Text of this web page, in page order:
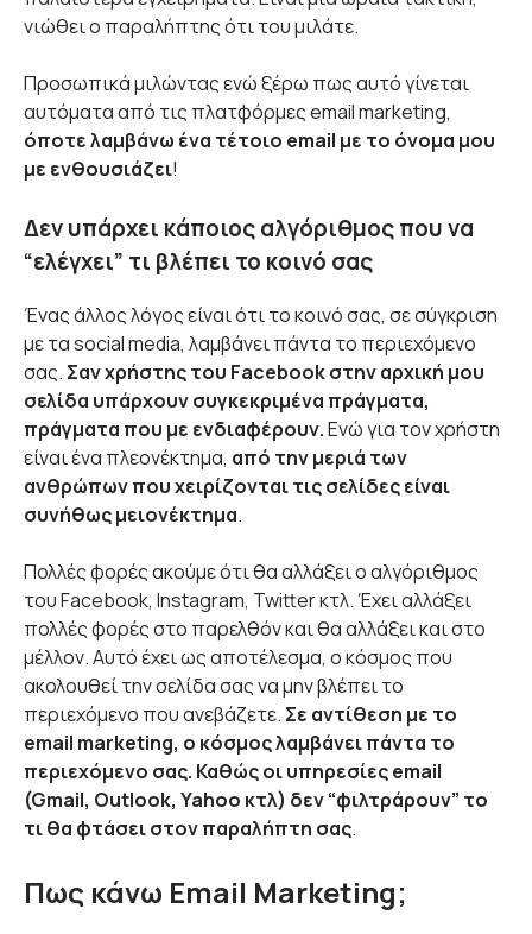
νιώθει ο παραλήπτης ότι του μιλάτε.
Προσωπικά μιλώντας ενώ ξέρω πως αυτό γίνεται
αυτόματα από τις πλατφόρμες email marketing,
όποτε λαμβάνω ένα τέτοιο email με το όνομα μου
με ενθουσιάζει!
Δεν υπάρχει κάποιος αλγόριθμος που να
“ελέγχει” τι βλέπει το κοινό σας
Ένας άλλος λόγος είναι ότι το κοινό σας, σε σύγκριση
με τα social media, λαμβάνει πάντα το περιεχόμενο
σας. Σαν χρήστης του Facebook στην αρχική μου
σελίδα υπάρχουν συγκεκριμένα πράγματα,
πράγματα που με ενδιαφέρουν.Ενώ για τον χρήστη
είναι ένα πλεονέκτημα, από την μεριά των
ανθρώπων που χειρίζονται τις σελίδες είναι
συνήθως μειονέκτημα.
Πολλές φορές ακούμε ότι θα αλλάξει ο αλγόριθμος
του Facebook, Instagram, Twitter κτλ. Έχει αλλάξει
πολλές φορές στο παρελθόν και θα αλλάξει και στο
μέλλον. Αυτό έχει ως αποτέλεσμα, ο κόσμος που
ακολουθεί την σελίδα σας να μην βλέπει το
περιεχόμενο που ανεβάζετε. Σε αντίθεση με το
email marketing, ο κόσμος λαμβάνει πάντα το
περιεχόμενο σας. Καθώς οι υπηρεσίες email
(Gmail, Outlook, Yahoo κτλ) δεν “φιλτράρουν” το
τι θα φτάσει στον παραλήπτη σας.
Πως κάνω Email Marketing;